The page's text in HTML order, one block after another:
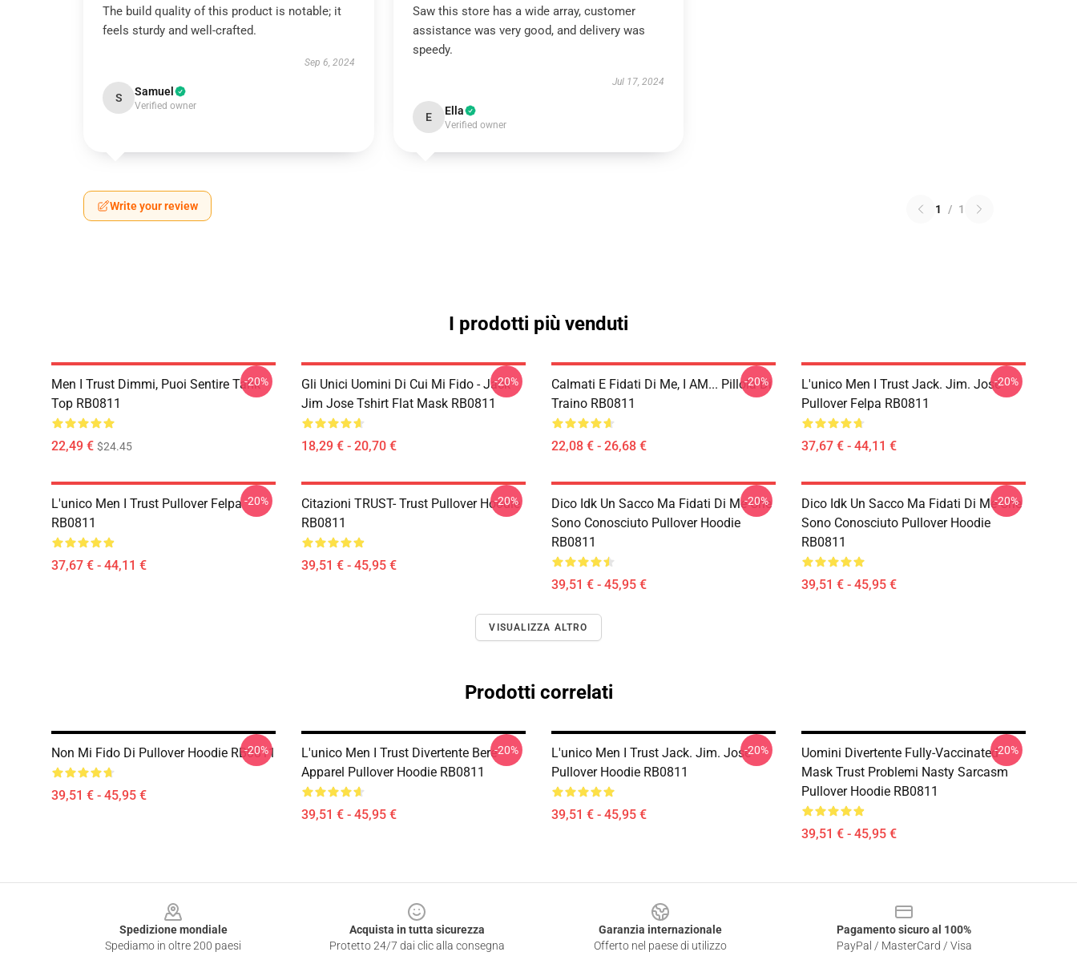
The build quality of this product is notable; it
feels sturdy and well-crafted.
Sep 6, 2024
S Samuel
Verified owner
Saw this store has a wide array, customer
assistance was very good, and delivery was
speedy.
Jul 17, 2024
E Ella
Verified owner
Write your review 1 / 1
I prodotti più venduti
Men I Trust Dimmi, Puoi Sentire Tank
Top RB0811
22,49 € $24.45
-20%
Gli Unici Uomini Di Cui Mi Fido - Jack
Jim Jose Tshirt Flat Mask RB0811
18,29 € - 20,70 €
-20%
Calmati E Fidati Di Me, I AM... Pillola Di
Traino RB0811
22,08 € - 26,68 €
-20%
L'unico Men I Trust Jack. Jim. Jose
Pullover Felpa RB0811
37,67 € - 44,11 €
-20%
L'unico Men I Trust Pullover Felpa
RB0811
37,67 € - 44,11 €
-20%
Citazioni TRUST- Trust Pullover Hoodie
RB0811
39,51 € - 45,95 €
-20%
Dico Idk Un Sacco Ma Fidati Di Me Che
Sono Conosciuto Pullover Hoodie
RB0811
39,51 € - 45,95 €
-20%
Dico Idk Un Sacco Ma Fidati Di Me Che
Sono Conosciuto Pullover Hoodie
RB0811
39,51 € - 45,95 €
-20%
VISUALIZZA ALTRO
Prodotti correlati
Non Mi Fido Di Pullover Hoodie RB0811
39,51 € - 45,95 €
-20%
L'unico Men I Trust Divertente Bere
Apparel Pullover Hoodie RB0811
39,51 € - 45,95 €
-20%
L'unico Men I Trust Jack. Jim. Jose
Pullover Hoodie RB0811
39,51 € - 45,95 €
-20%
Uomini Divertente Fully-Vaccinated
Mask Trust Problemi Nasty Sarcasm
Pullover Hoodie RB0811
39,51 € - 45,95 €
-20%
Spedizione mondiale
Spediamo in oltre 200 paesi
Acquista in tutta sicurezza
Protetto 24/7 dai clic alla consegna
Garanzia internazionale
Offerto nel paese di utilizzo
Pagamento sicuro al 100%
PayPal / MasterCard / Visa